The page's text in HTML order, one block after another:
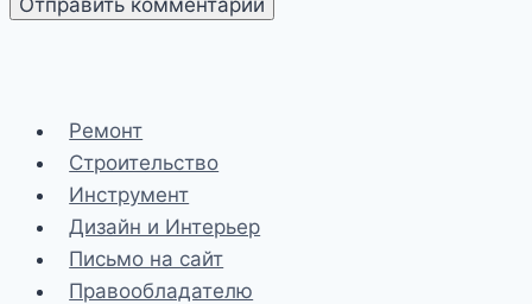
Ремонт
Строительство
Инструмент
Дизайн и Интерьер
Письмо на сайт
Правообладателю